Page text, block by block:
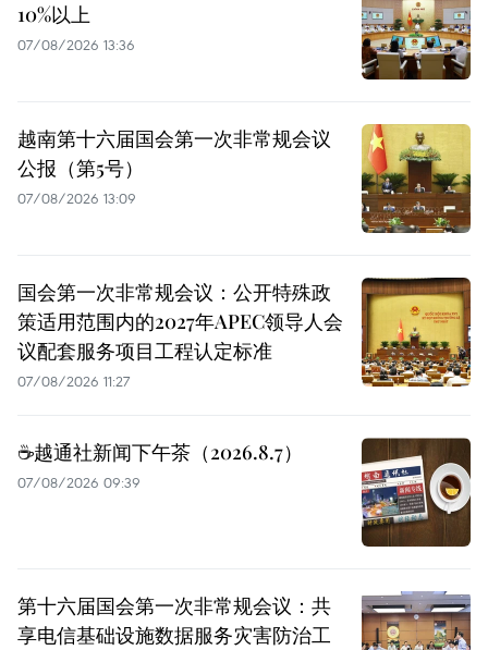
10%以上
07/08/2026 13:36
越南第十六届国会第一次非常规会议
公报（第5号）
07/08/2026 13:09
国会第一次非常规会议：公开特殊政
策适用范围内的2027年APEC领导人会
议配套服务项目工程认定标准
07/08/2026 11:27
☕️越通社新闻下午茶（2026.8.7）
07/08/2026 09:39
第十六届国会第一次非常规会议：共
享电信基础设施数据服务灾害防治工